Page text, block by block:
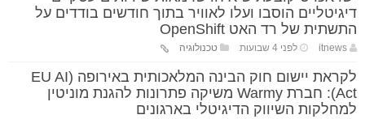
דיגיטליים הוסבו ועלו לאוויר בתוך חודשים בודדים על
התשתית של רד האט OpenShift
itnews לפני 4 שבועות טכנולוגיה
לקראת יישום חוק הבינה המלאכותית באירופה (EU AI
Act): חברת Warmy משיקה פתרונות להגנת מוניטין
למחלקות השיווק הדיגיטלי בארגונים